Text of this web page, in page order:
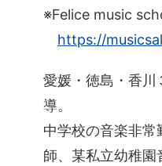
※Felice music
https://
愛媛・徳島・香
導。
中学校の音楽非
師、某私立幼稚